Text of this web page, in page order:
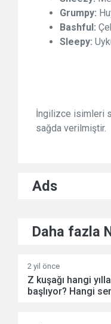
Grumpy:
Bashful:
Sleepy:
İngilizce isimleri
sağda verilmiştir.
Ads
Daha fazla
2 yil önce
Z kuşağı hangi
başlıyor? Hangi